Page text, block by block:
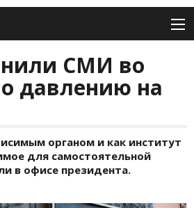
СМИ во
давлению на
органом и как институт
для самостоятельной
в офисе президента.